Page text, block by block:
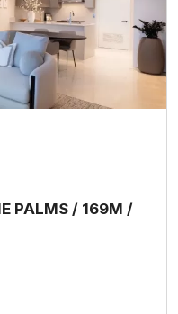
PALMS / 169M /